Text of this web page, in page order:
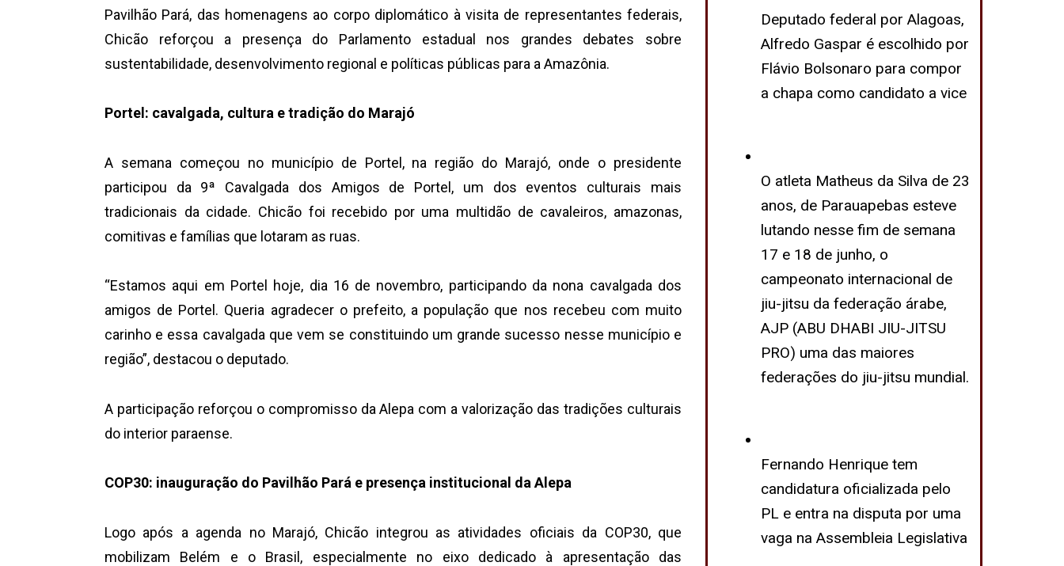
Pavilhão Pará, das homenagens ao corpo diplomático à visita de representantes federais,
Chicão reforçou a presença do Parlamento estadual nos grandes debates sobre
sustentabilidade, desenvolvimento regional e políticas públicas para a Amazônia.
Portel: cavalgada, cultura e tradição do Marajó
A semana começou no município de Portel, na região do Marajó, onde o presidente
participou da 9ª Cavalgada dos Amigos de Portel, um dos eventos culturais mais
tradicionais da cidade. Chicão foi recebido por uma multidão de cavaleiros, amazonas,
comitivas e famílias que lotaram as ruas.
“Estamos aqui em Portel hoje, dia 16 de novembro, participando da nona cavalgada dos
amigos de Portel. Queria agradecer o prefeito, a população que nos recebeu com muito
carinho e essa cavalgada que vem se constituindo um grande sucesso nesse município e
região”, destacou o deputado.
A participação reforçou o compromisso da Alepa com a valorização das tradições culturais
do interior paraense.
COP30: inauguração do Pavilhão Pará e presença institucional da Alepa
Logo após a agenda no Marajó, Chicão integrou as atividades oficiais da COP30, que
mobilizam Belém e o Brasil, especialmente no eixo dedicado à apresentação das
Deputado federal por Alagoas,
Alfredo Gaspar é escolhido por
Flávio Bolsonaro para compor
a chapa como candidato a vice
O atleta Matheus da Silva de 23
anos, de Parauapebas esteve
lutando nesse fim de semana
17 e 18 de junho, o
campeonato internacional de
jiu-jitsu da federação árabe,
AJP (ABU DHABI JIU-JITSU
PRO) uma das maiores
federações do jiu-jitsu mundial.
Fernando Henrique tem
candidatura oficializada pelo
PL e entra na disputa por uma
vaga na Assembleia Legislativa